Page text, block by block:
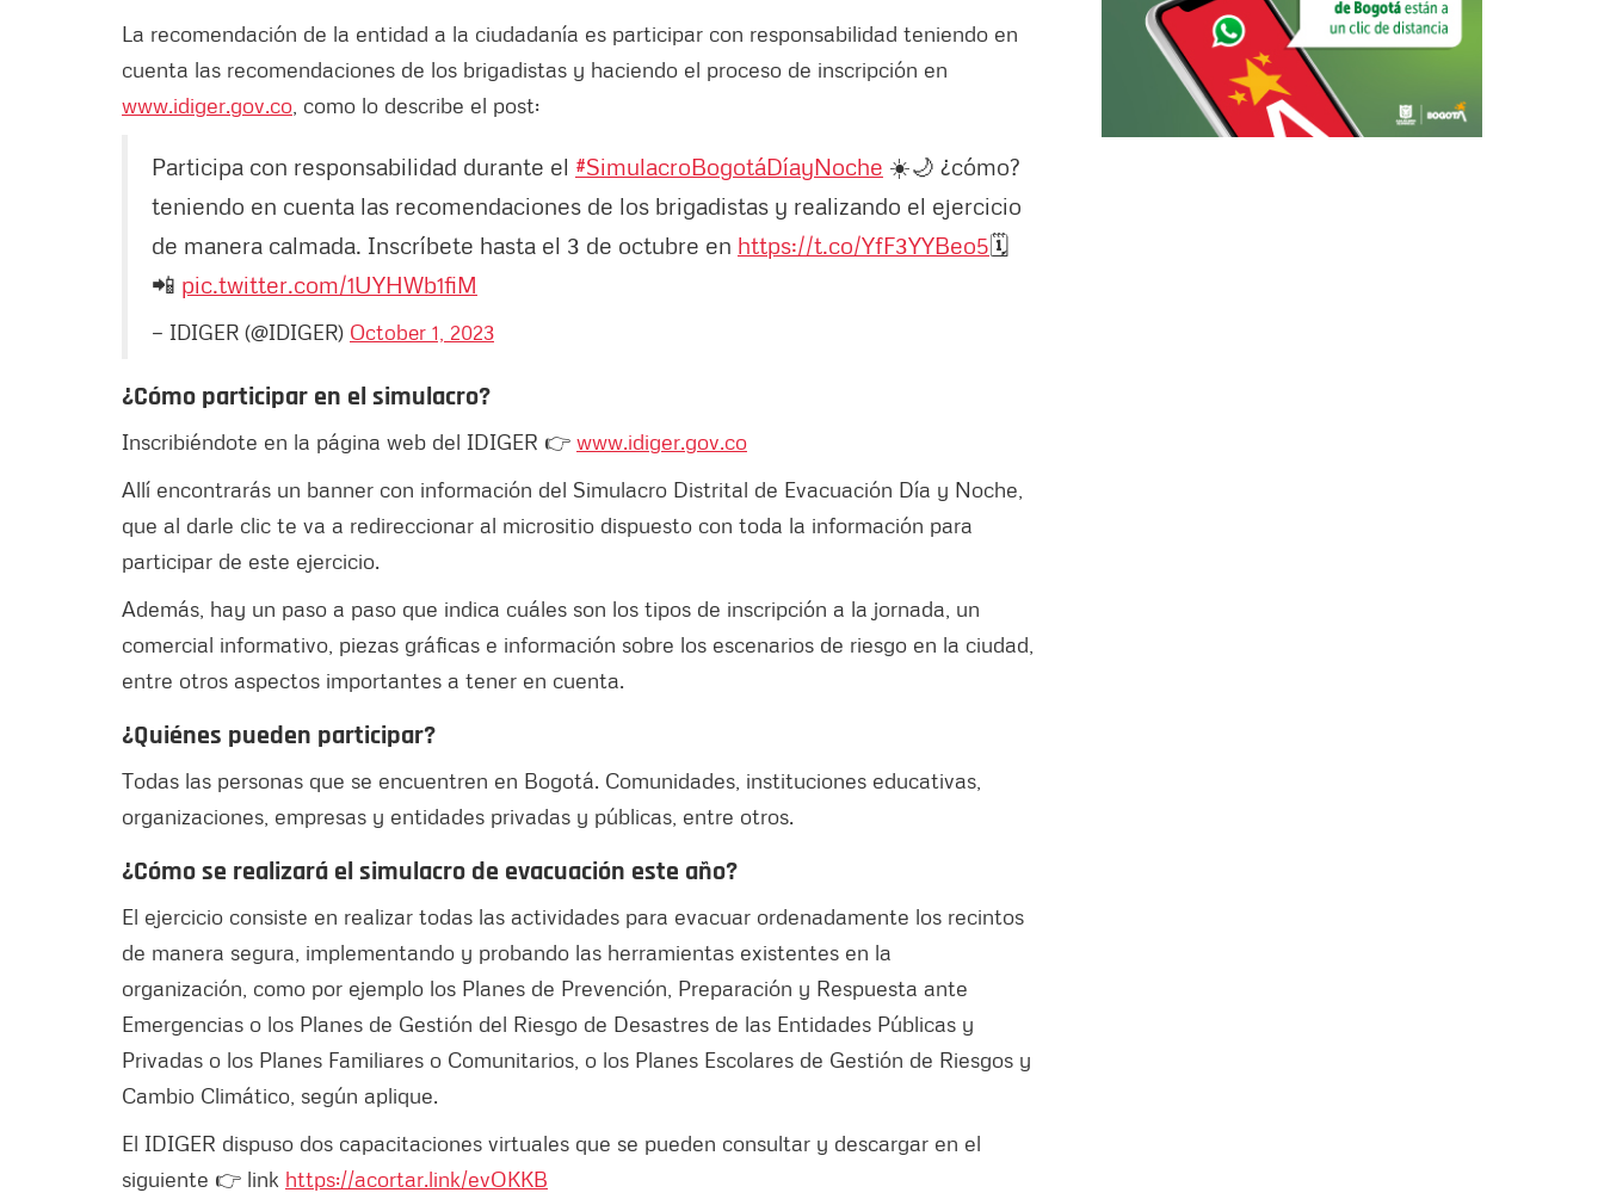
La recomendación de la entidad a la ciudadanía es participar con responsabilidad teniendo en
cuenta las recomendaciones de los brigadistas y haciendo el proceso de inscripción en
www.idiger.gov.co , como lo describe el post:
Participa con responsabilidad durante el #SimulacroBogotáDíayNoche ☀️🌙 ¿cómo?
teniendo en cuenta las recomendaciones de los brigadistas y realizando el ejercicio
de manera calmada. Inscríbete hasta el 3 de octubre en https://t.co/YfF3YYBeo5🗓️
📲 pic.twitter.com/1UYHWb1fiM
— IDIGER (@IDIGER) October 1, 2023
¿Cómo participar en el simulacro?
Inscribiéndote en la página web del IDIGER 👉 www.idiger.gov.co
Allí encontrarás un banner con información del Simulacro Distrital de Evacuación Día y Noche,
que al darle clic te va a redireccionar al micrositio dispuesto con toda la información para
participar de este ejercicio.
Además, hay un paso a paso que indica cuáles son los tipos de inscripción a la jornada, un
comercial informativo, piezas gráficas e información sobre los escenarios de riesgo en la ciudad,
entre otros aspectos importantes a tener en cuenta.
¿Quiénes pueden participar?
Todas las personas que se encuentren en Bogotá. Comunidades, instituciones educativas,
organizaciones, empresas y entidades privadas y públicas, entre otros.
¿Cómo se realizará el simulacro de evacuación este año?
El ejercicio consiste en realizar todas las actividades para evacuar ordenadamente los recintos
de manera segura, implementando y probando las herramientas existentes en la
organización, como por ejemplo los Planes de Prevención, Preparación y Respuesta ante
Emergencias o los Planes de Gestión del Riesgo de Desastres de las Entidades Públicas y
Privadas o los Planes Familiares o Comunitarios, o los Planes Escolares de Gestión de Riesgos y
Cambio Climático, según aplique.
El IDIGER dispuso dos capacitaciones virtuales que se pueden consultar y descargar en el
siguiente 👉 link https://acortar.link/evOKKB